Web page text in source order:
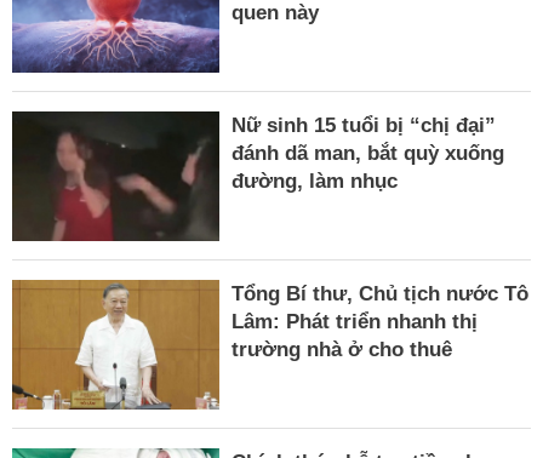
quen này
Nữ sinh 15 tuổi bị “chị đại”
đánh dã man, bắt quỳ xuống
đường, làm nhục
Tổng Bí thư, Chủ tịch nước Tô
Lâm: Phát triển nhanh thị
trường nhà ở cho thuê